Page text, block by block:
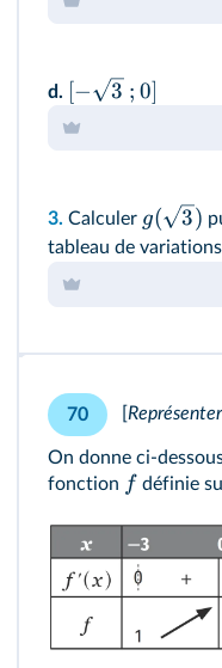
d. [− 3 ; 0]
3. Calculer g( 3)
tableau de
70 Représenter
On donne ci-
fonction f définie